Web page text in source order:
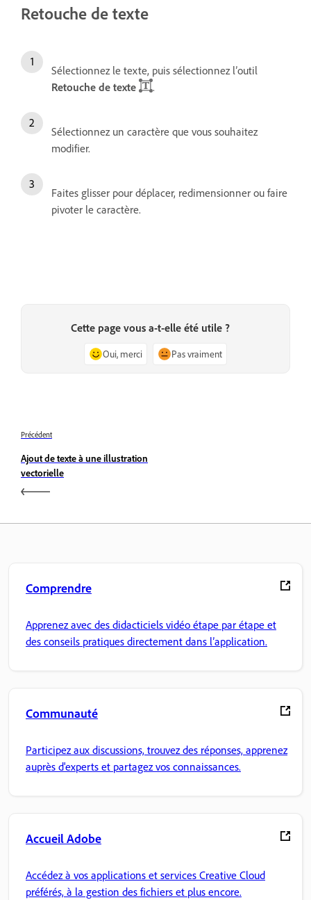
Retouche de texte
Sélectionnez le texte, puis sélectionnez l’outil
Retouche de texte
.
Sélectionnez un caractère que vous souhaitez
modifier.
Faites glisser pour déplacer, redimensionner ou faire
pivoter le caractère.
Cette page vous a-t-elle été utile ?
Oui, merci Pas vraiment
Précédent
Ajout de texte à une illustration
vectorielle
Comprendre
Apprenez avec des didacticiels vidéo étape par étape et
des conseils pratiques directement dans l’application.
Communauté
Participez aux discussions, trouvez des réponses, apprenez
auprès d'experts et partagez vos connaissances.
Accueil Adobe
Accédez à vos applications et services Creative Cloud
préférés, à la gestion des fichiers et plus encore.